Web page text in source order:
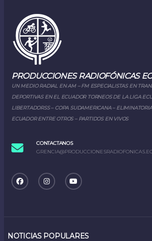
PRODUCCIONES RADIOFÓNICAS
UN MEDIO RADIAL EN AM – FM ESPECIALISTAS EN
DEPORTIVAS EN EL ECUADOR TORNEOS DE LA LIGA
LIBERTADORSS – COPA SUDAMERICANA –
ECUADOR ENTRE OTROS – PARTIDOS EN VIVOS
CONTACTANOS
GRENCIA@PRODUCCIONESRADIOFONICAS.EC
NOTICIAS POPULARES